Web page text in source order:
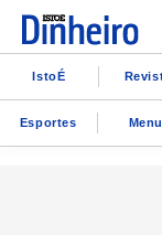
IstoÉ
Esportes Menu